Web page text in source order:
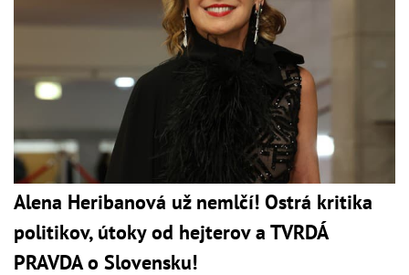
Alena Heribanová už nemlčí! Ostrá kritika
politikov, útoky od hejterov a TVRDÁ
PRAVDA o Slovensku!